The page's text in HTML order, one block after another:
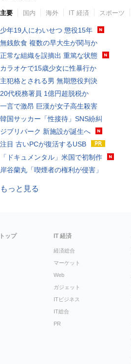
主要 国内 海外 IT 経済 スポーツ
少年19人にわいせつ 懲役15年
無銭飲食 複数の早大生が関与か
正常な組織を誤摘出 重篤な状態
カラオケで15歳少女に性暴行か
主犯格とされる男 無期懲役判決
20代税務署員 1億円超脱税か
一言で激昂 巨漢が女子高生殺害
韓国サッカー「性接待」SNS紛糾
ジブリパーク 新施設が誕生へ
注目 古いPCが復活するUSB
「ドキュメンタル」米国で初制作
岸谷蘭丸「喫煙者の権利が侵害」
もっと見る
ップ IT 経済
経済総合
マーケット
Web
ガジェット
ITビジネス
IT総合
PR